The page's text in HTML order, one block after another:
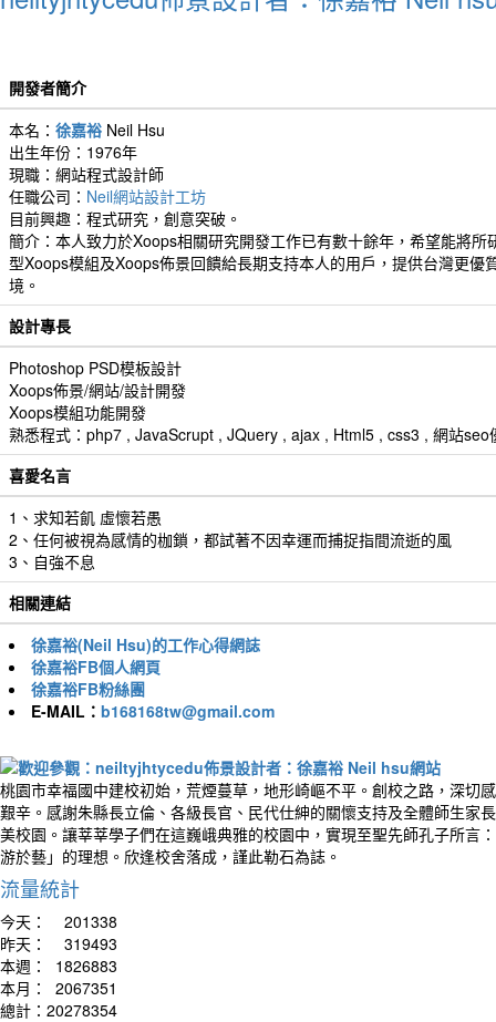
開發者簡介
本名： 徐嘉裕 Neil Hsu
出生年份：1976年
現職：網站程式設計師
任職公司： Neil網站設計工坊
目前興趣：程式研究，創意突破。
簡介：本人致力於Xoops相關研究開發工作已有數十餘年，希望能將所
型Xoops模組及Xoops佈景回饋給長期支持本人的用戶，提供台灣更優
境。
設計專長
Photoshop PSD模板設計
Xoops佈景/網站/設計開發
Xoops模組功能開發
熟悉程式：php7 , JavaScrupt , JQuery , ajax , Html5 , css3 , 網站seo
喜愛名言
1、求知若飢 虛懷若愚
2、任何被視為感情的枷鎖，都試著不因幸運而捕捉指間流逝的風
3、自強不息
相關連結
徐嘉裕(Neil Hsu)的工作心得網誌
徐嘉裕FB個人網頁
徐嘉裕FB粉絲團
E-MAIL： b168168tw@gmail.com
桃園市幸福國中建校初始，荒煙蔓草，地形崎嶇不平。創校之路，深切
艱辛。感謝朱縣長立倫、各級長官、民代仕紳的關懷支持及全體師生家
美校園。讓莘莘學子們在這巍峨典雅的校園中，實現至聖先師孔子所言
游於藝」的理想。欣逢校舍落成，謹此勒石為誌。
流量統計
今天：
201338
昨天：
319493
本週：
1826883
本月：
2067351
總計： 20278354